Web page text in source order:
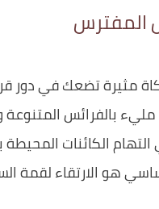
المفترس
مثيرة تضعك في
بالفرائس
التهام الكائنات
هو الارتقاء لقمة